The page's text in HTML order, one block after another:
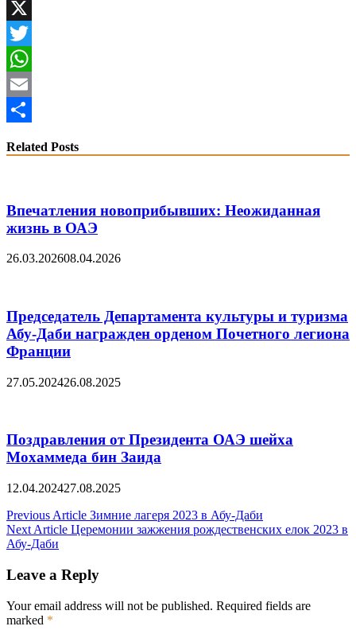
VK
X
Twitter
WhatsApp
Email
Related Posts
Впечатления новоприбывших: Неожиданная
жизнь в ОАЭ
26.03.202608.04.2026
Председатель Департамента культуры и туризма
Абу-Даби награжден орденом Почетного легиона
Франции
27.05.202426.08.2025
Поздравления от Президента ОАЭ шейха
Мохаммеда бин Заида
12.04.202427.08.2025
Post
navigation
Previous Article Зимние лагеря 2023 в Абу-Даби
Next Article Церемонии зажжения рождественских елок 2023 в
Абу-Даби
Leave a Reply
Your email address will not be published. Required fields are
marked *